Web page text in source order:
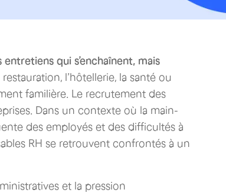
qui s’enchaînent, mais
l’hôtellerie, la santé ou
familière. Le recrutement des
Dans un contexte où la main-
des employés et des difficultés à
RH se retrouvent confrontés à un
et la pression